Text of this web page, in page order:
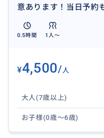
【送迎付きプランご用意
宮古島全域どこでもお迎
運転があまり得意じゃな
意あります！当日予約
0.5時間 1人〜
¥4,500/人
大人(7歳以上)
お子様(0歳〜6歳)